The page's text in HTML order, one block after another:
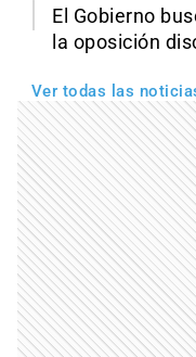
El Gobierno
la oposición
Ver todas las